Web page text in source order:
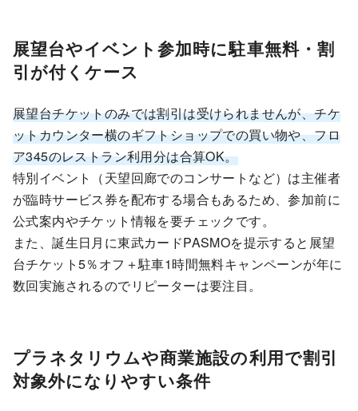
展望台やイベント参加時に駐車無料・割
引が付くケース
展望台チケットのみでは割引は受けられませんが、チケ
ットカウンター横のギフトショップでの買い物や、フロ
ア345のレストラン利用分は合算OK。
特別イベント（天望回廊でのコンサートなど）は主催者
が臨時サービス券を配布する場合もあるため、参加前に
公式案内やチケット情報を要チェックです。
また、誕生日月に東武カードPASMOを提示すると展望
台チケット5％オフ＋駐車1時間無料キャンペーンが年に
数回実施されるのでリピーターは要注目。
プラネタリウムや商業施設の利用で割引
対象外になりやすい条件